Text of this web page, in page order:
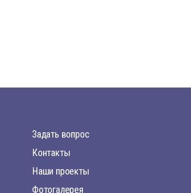
Задать вопрос
Контакты
Наши проекты
Фотогалерея